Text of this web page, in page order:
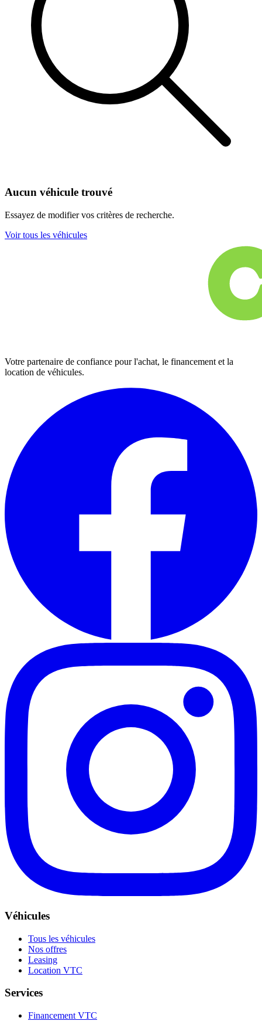
Aucun véhicule trouvé
Essayez de modifier vos critères de recherche.
Voir tous les véhicules
Votre partenaire de confiance pour l'achat, le financement et la
location de véhicules.
Véhicules
Tous les véhicules
Nos offres
Leasing
Location VTC
Services
Financement VTC